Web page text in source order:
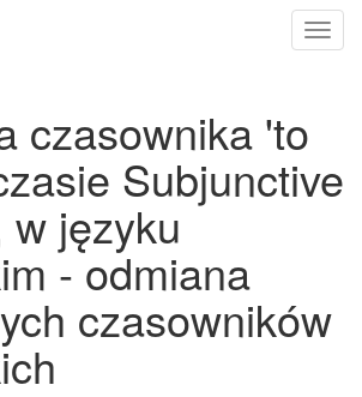
czasownika 'to
Subjunctive
w języku
- odmiana
czasowników